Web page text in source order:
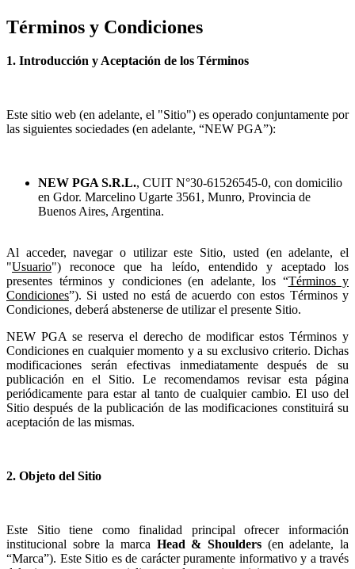
Términos y Condiciones
1. Introducción y Aceptación de los Términos
Este sitio web (en adelante, el "Sitio") es operado conjuntamente por
las siguientes sociedades (en adelante, “NEW PGA”):
NEW PGA S.R.L., CUIT N°30-61526545-0, con domicilio
en Gdor. Marcelino Ugarte 3561, Munro, Provincia de
Buenos Aires, Argentina.
Al acceder, navegar o utilizar este Sitio, usted (en adelante, el
"Usuario") reconoce que ha leído, entendido y aceptado los
presentes términos y condiciones (en adelante, los “Términos y
Condiciones”). Si usted no está de acuerdo con estos Términos y
Condiciones, deberá abstenerse de utilizar el presente Sitio.
NEW PGA se reserva el derecho de modificar estos Términos y
Condiciones en cualquier momento y a su exclusivo criterio. Dichas
modificaciones serán efectivas inmediatamente después de su
publicación en el Sitio. Le recomendamos revisar esta página
periódicamente para estar al tanto de cualquier cambio. El uso del
Sitio después de la publicación de las modificaciones constituirá su
aceptación de las mismas.
2. Objeto del Sitio
Este Sitio tiene como finalidad principal ofrecer información
institucional sobre la marca Head & Shoulders (en adelante, la
“Marca”). Este Sitio es de carácter puramente informativo y a través